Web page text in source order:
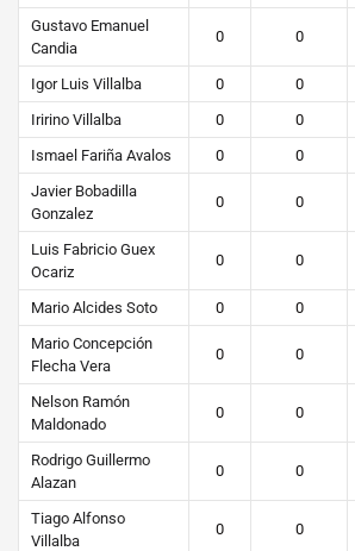
Gustavo Emanuel
Candia
0 0
Igor Luis Villalba 0 0
Iririno Villalba
0 0
Ismael Fariña Avalos
0 0
Javier Bobadilla
Gonzalez
0 0
Luis Fabricio Guex
Ocariz
0 0
Mario Alcides Soto 0 0
Mario Concepción
Flecha Vera
0 0
Nelson Ramón
Maldonado
0 0
Rodrigo Guillermo
Alazan
0 0
Tiago Alfonso
Villalba
0 0